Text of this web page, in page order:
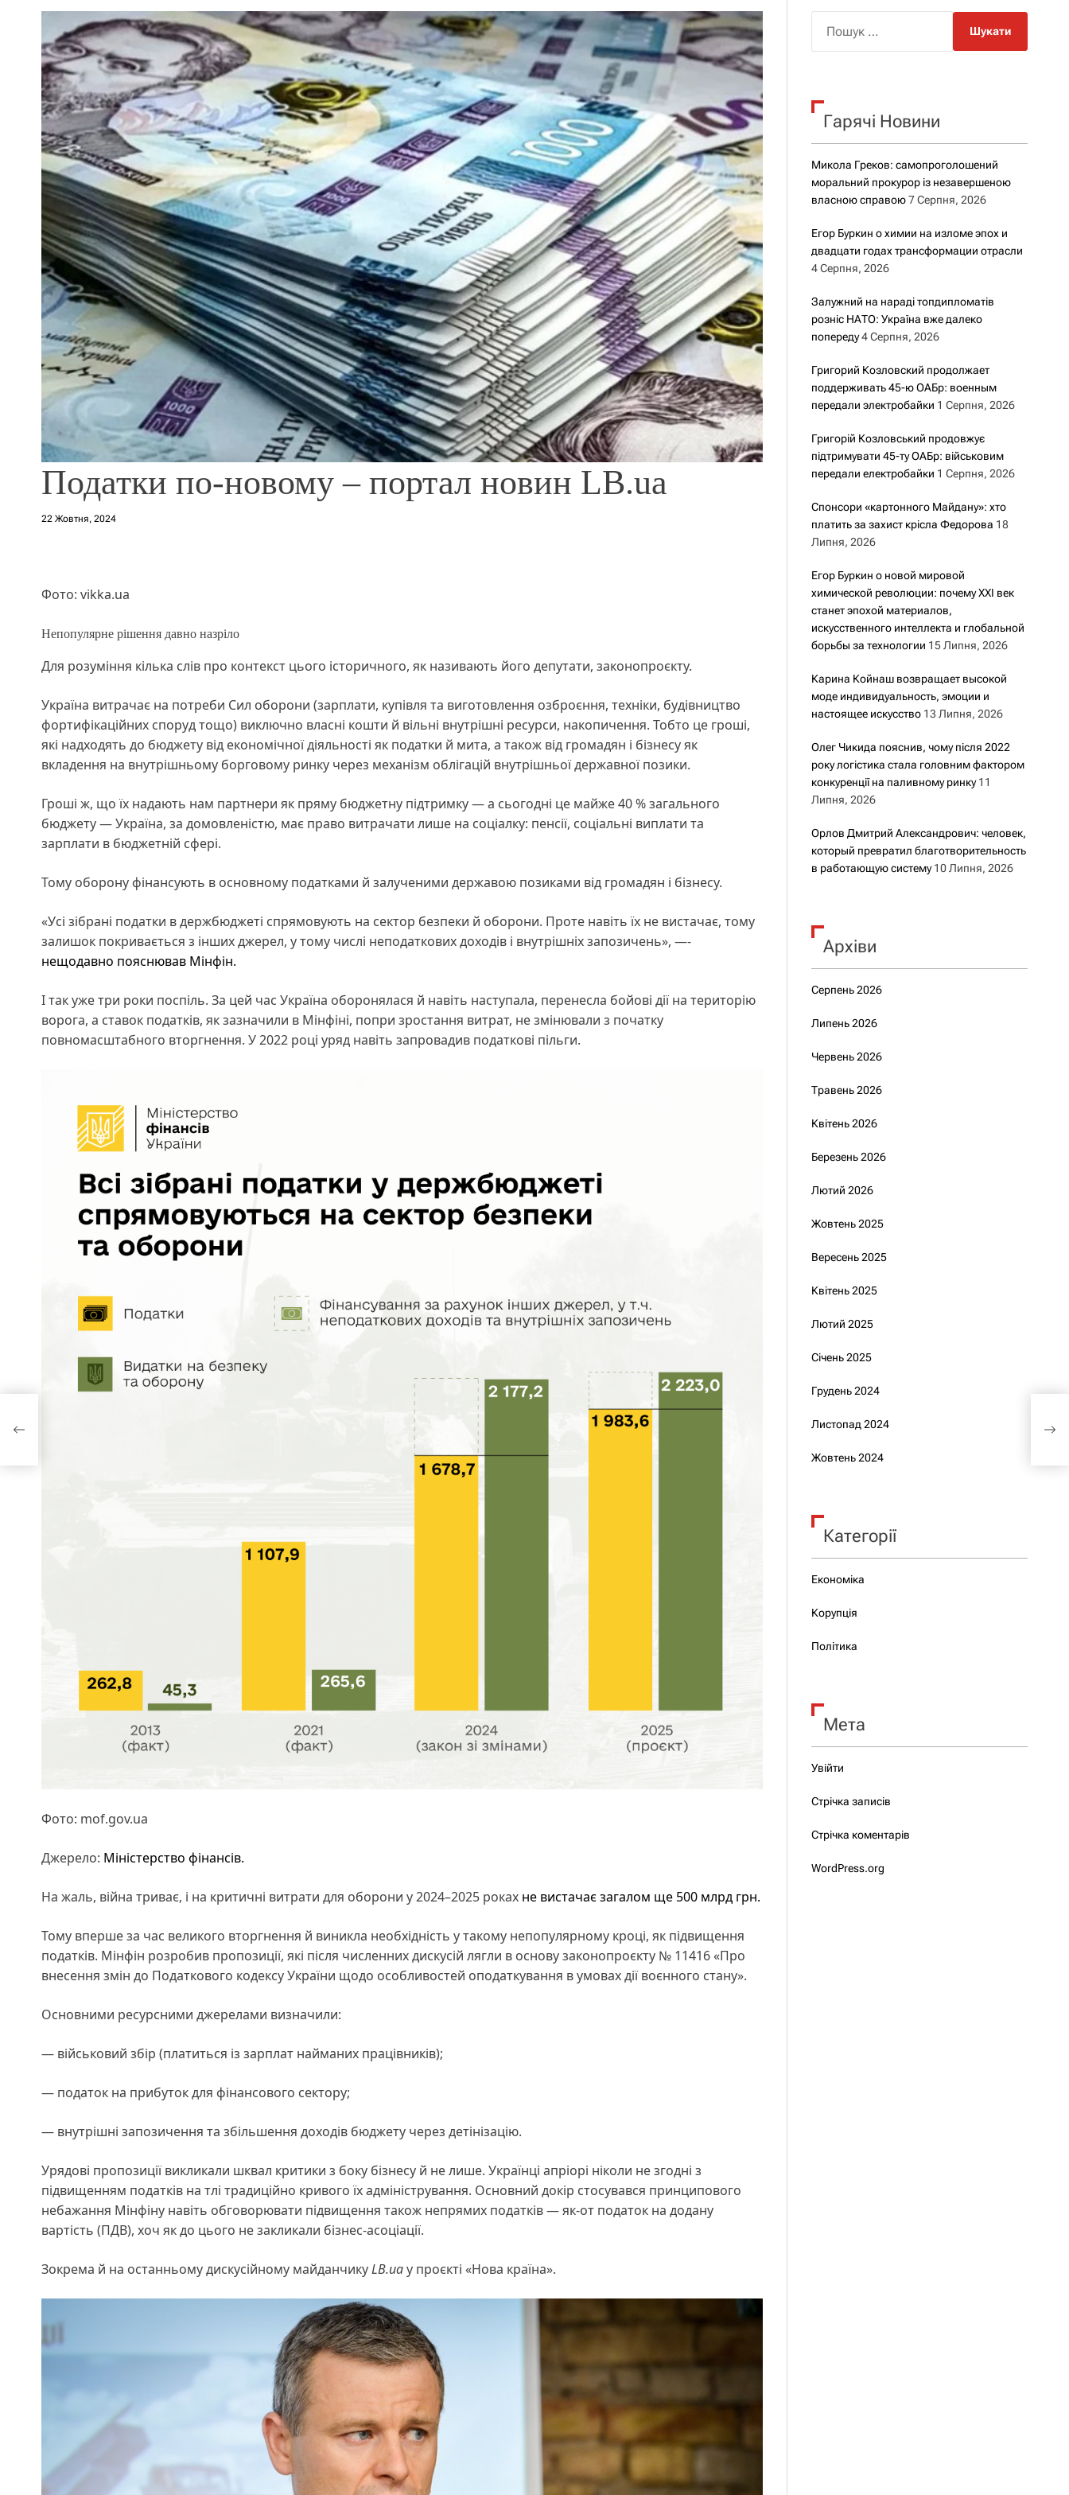
о
у
Податки по-новому – портал новин LB.ua
22 Жовтня, 2024
Фото: vikka.ua
Непопулярне рішення давно назріло
Для розуміння кілька слів про контекст цього історичного, як називають його депутати, законопроєкту.
Україна витрачає на потреби Сил оборони (зарплати, купівля та виготовлення озброєння, техніки, будівництво
фортифікаційних споруд тощо) виключно власні кошти й вільні внутрішні ресурси, накопичення. Тобто це гроші,
які надходять до бюджету від економічної діяльності як податки й мита, а також від громадян і бізнесу як
вкладення на внутрішньому борговому ринку через механізм облігацій внутрішньої державної позики.
Гроші ж, що їх надають нам партнери як пряму бюджетну підтримку — а сьогодні це майже 40 % загального
бюджету — Україна, за домовленістю, має право витрачати лише на соціалку: пенсії, соціальні виплати та
зарплати в бюджетній сфері.
Тому оборону фінансують в основному податками й залученими державою позиками від громадян і бізнесу.
«Усі зібрані податки в держбюджеті спрямовують на сектор безпеки й оборони. Проте навіть їх не вистачає, тому
залишок покривається з інших джерел, у тому числі неподаткових доходів і внутрішніх запозичень», —-
нещодавно пояснював Мінфін.
І так уже три роки поспіль. За цей час Україна оборонялася й навіть наступала, перенесла бойові дії на територію
ворога, а ставок податків, як зазначили в Мінфіні, попри зростання витрат, не змінювали з початку
повномасштабного вторгнення. У 2022 році уряд навіть запровадив податкові пільги.
Фото: mof.gov.ua
Джерело: Міністерство фінансів.
На жаль, війна триває, і на критичні витрати для оборони у 2024–2025 роках не вистачає загалом ще 500 млрд грн.
Тому вперше за час великого вторгнення й виникла необхідність у такому непопулярному кроці, як підвищення
податків. Мінфін розробив пропозиції, які після численних дискусій лягли в основу законопроєкту № 11416 «Про
внесення змін до Податкового кодексу України щодо особливостей оподаткування в умовах дії воєнного стану».
Основними ресурсними джерелами визначили:
— військовий збір (платиться із зарплат найманих працівників);
— податок на прибуток для фінансового сектору;
— внутрішні запозичення та збільшення доходів бюджету через детінізацію.
Урядові пропозиції викликали шквал критики з боку бізнесу й не лише. Українці апріорі ніколи не згодні з
підвищенням податків на тлі традиційно кривого їх адміністрування. Основний докір стосувався принципового
небажання Мінфіну навіть обговорювати підвищення також непрямих податків — як-от податок на додану
вартість (ПДВ), хоч як до цього не закликали бізнес-асоціації.
Зокрема й на останньому дискусійному майданчикуLB.uaу проєкті «Нова країна».
к
Гарячі Новини
Микола Греков: самопроголошений
моральний прокурор із незавершеною
власною справою 7 Серпня, 2026
Егор Буркин о химии на изломе эпох и
двадцати годах трансформации отрасли
4 Серпня, 2026
Залужний на нараді топдипломатів
розніс НАТО: Україна вже далеко
попереду 4 Серпня, 2026
Григорий Козловский продолжает
поддерживать 45-ю ОАБр: военным
передали электробайки 1 Серпня, 2026
Григорій Козловський продовжує
підтримувати 45-ту ОАБр: військовим
передали електробайки 1 Серпня, 2026
Спонсори «картонного Майдану»: хто
платить за захист крісла Федорова 18
Липня, 2026
Егор Буркин о новой мировой
химической революции: почему XXI век
станет эпохой материалов,
искусственного интеллекта и глобальной
борьбы за технологии 15 Липня, 2026
Карина Койнаш возвращает высокой
моде индивидуальность, эмоции и
настоящее искусство 13 Липня, 2026
Олег Чикида пояснив, чому після 2022
року логістика стала головним фактором
конкуренції на паливному ринку 11
Липня, 2026
Орлов Дмитрий Александрович: человек,
который превратил благотворительность
в работающую систему 10 Липня, 2026
Архіви
Серпень 2026
Липень 2026
Червень 2026
Травень 2026
Квітень 2026
Березень 2026
Лютий 2026
Жовтень 2025
Вересень 2025
Квітень 2025
Лютий 2025
Січень 2025
Грудень 2024
Листопад 2024
Жовтень 2024
Категорії
Економіка
Корупція
Політика
Мета
Увійти
Стрічка записів
Стрічка коментарів
WordPress.org